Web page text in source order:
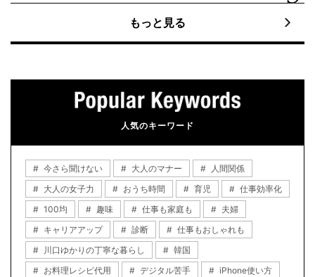
もっと見る
人気のキーワード
今さら聞けない 大人のマナー
人間関係
大人の女子力
おうち時間 育児
仕事効率化
100均
趣味 仕事も家庭も
夫婦
キャリアアップ
診断
仕事もおしゃれも
川口ゆかりの丁寧な暮らし
韓国
お料理レシピ代用
デジタル苦手
iPhone使い方